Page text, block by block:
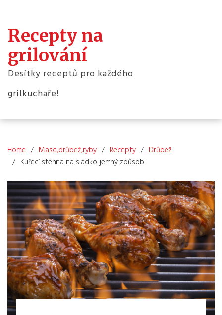
content
Recepty na
grilování
Desítky receptů pro každého
grilkuchaře!
Home Maso,drůbež,ryby Recepty
Drůbež
Kuřecí stehna na sladko-jemný způsob